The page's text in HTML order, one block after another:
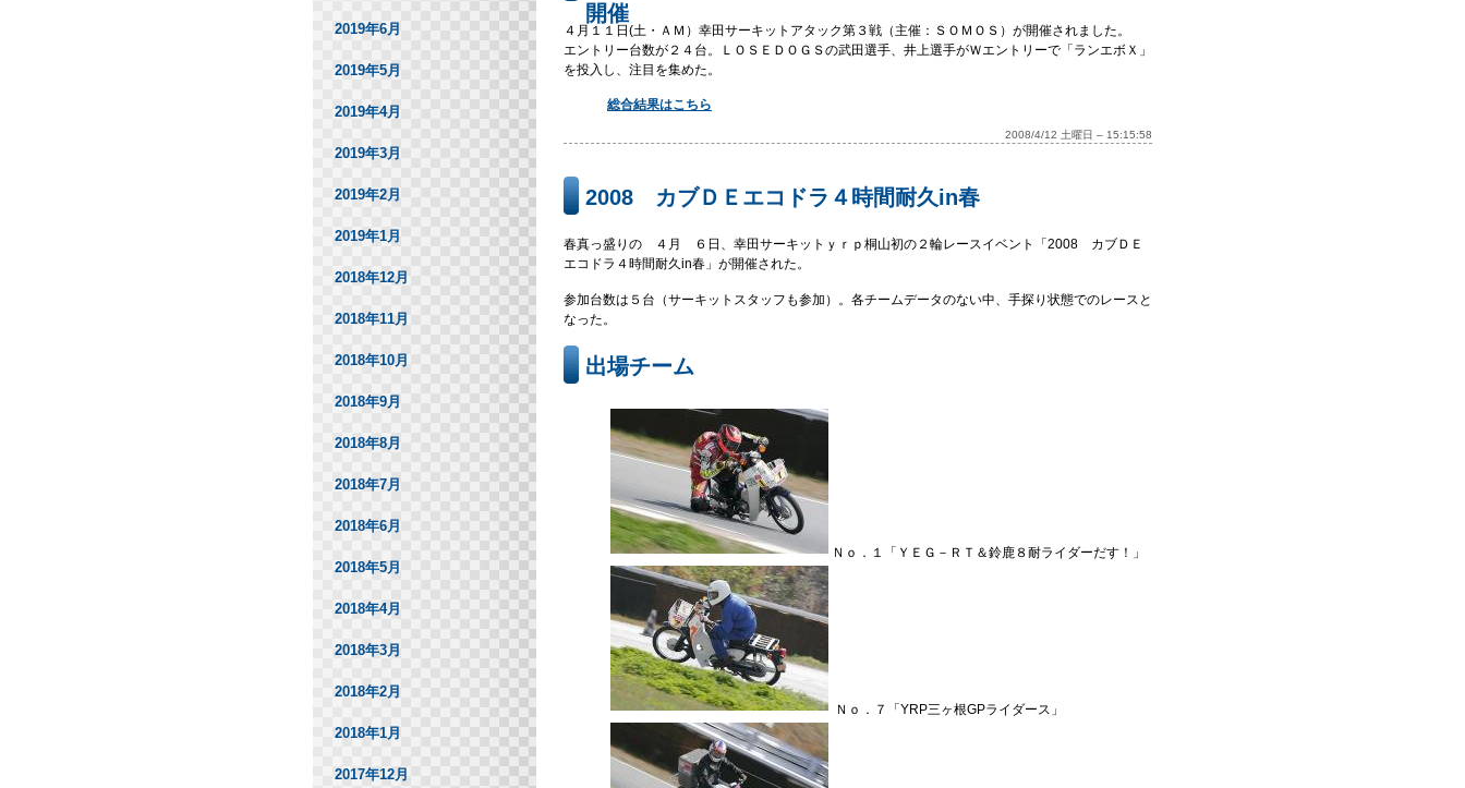
開催
４月１１日(土・ＡＭ）幸田サーキットアタック第３戦（主催：ＳＯＭＯＳ）が開催されました。
エントリー台数が２４台。ＬＯＳＥＤＯＧＳの武田選手、井上選手がＷエントリーで「ランエボＸ」
を投入し、注目を集めた。
総合結果はこちら
2008/4/12 土曜日 – 15:15:58
2008 カブＤＥエコドラ４時間耐久in春
春真っ盛りの ４月 ６日、幸田サーキットｙｒｐ桐山初の２輪レースイベント「2008 カブＤＥ
エコドラ４時間耐久in春」が開催された。
参加台数は５台（サーキットスタッフも参加）。各チームデータのない中、手探り状態でのレースと
なった。
出場チーム
Ｎｏ．１「ＹＥＧ－ＲＴ＆鈴鹿８耐ライダーだす！」
Ｎｏ．７「YRP三ヶ根GPライダース」
2019年6月
2019年5月
2019年4月
2019年3月
2019年2月
2019年1月
2018年12月
2018年11月
2018年10月
2018年9月
2018年8月
2018年7月
2018年6月
2018年5月
2018年4月
2018年3月
2018年2月
2018年1月
2017年12月